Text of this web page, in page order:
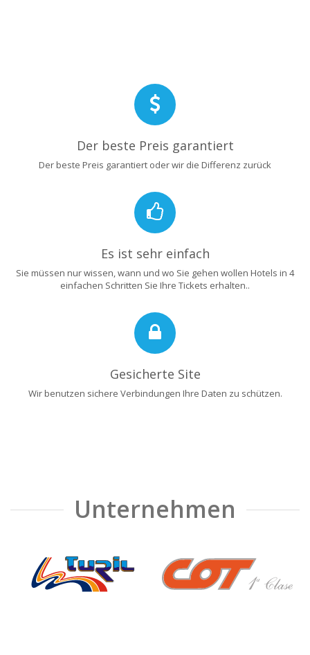
Der beste Preis garantiert
Der beste Preis garantiert oder wir die Differenz zurück
Es ist sehr einfach
Sie müssen nur wissen, wann und wo Sie gehen wollen Hotels in 4
einfachen Schritten Sie Ihre Tickets erhalten..
Gesicherte Site
Wir benutzen sichere Verbindungen Ihre Daten zu schützen.
Unternehmen
❮ ❯